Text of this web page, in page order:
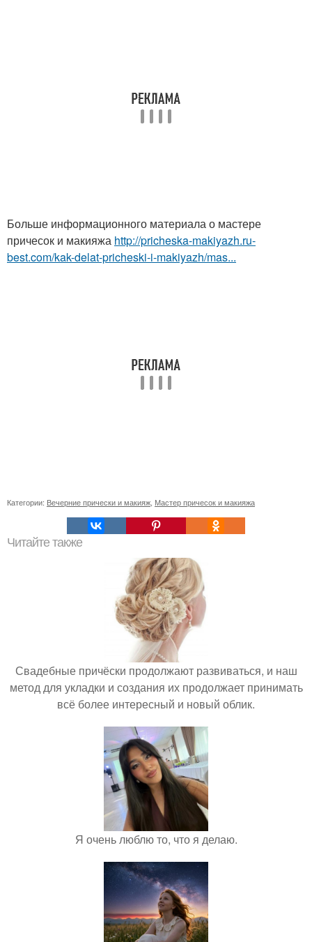
Больше информационного материала о мастере
причесок и макияжа http://pricheska-makiyazh.ru-
best.com/kak-delat-pricheski-i-makiyazh/mas...
Категории: Вечерние прически и макияж, Мастер причесок и макияжа
Читайте также
Свадебные причёски продолжают развиваться, и наш
метод для укладки и создания их продолжает принимать
всё более интересный и новый облик.
Я очень люблю то, что я делаю.